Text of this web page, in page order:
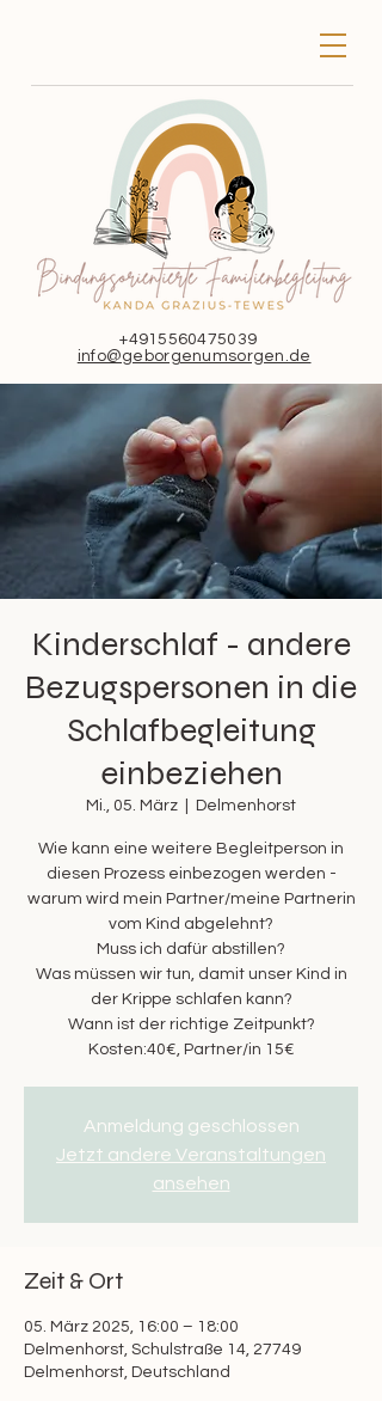
+4915560475039
info@geborgenumsorgen.de
Kinderschlaf - andere
Bezugspersonen in die
Schlafbegleitung
einbeziehen
Mi., 05. März Delmenhorst
Wie kann eine weitere Begleitperson in
diesen Prozess einbezogen werden -
warum wird mein Partner/meine Partnerin
vom Kind abgelehnt?
Muss ich dafür abstillen?
Was müssen wir tun, damit unser Kind in
der Krippe schlafen kann?
Wann ist der richtige Zeitpunkt?
Kosten:40€, Partner/in 15€
Anmeldung geschlossen
Jetzt andere Veranstaltungen
ansehen
Zeit & Ort
05. März 2025, 16:00 – 18:00
Delmenhorst, Schulstraße 14, 27749
Delmenhorst, Deutschland